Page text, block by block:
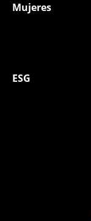
Mujeres
ESG